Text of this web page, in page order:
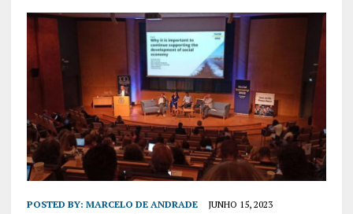
POSTED BY: MARCELO DE ANDRADE JUNHO 15, 2023